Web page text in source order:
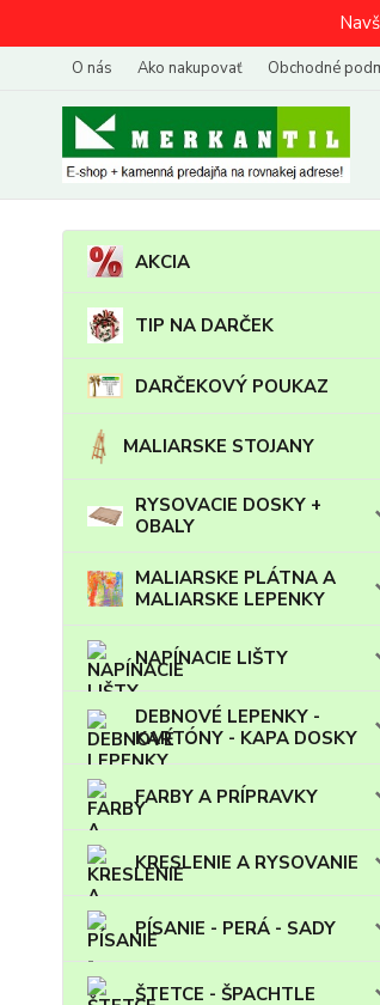
O nás Ako nakupovať Obchodné
AKCIA
TIP NA DARČEK
DARČEKOVÝ POUKAZ
MALIARSKE STOJANY
RYSOVACIE DOSKY +
OBALY
MALIARSKE PLÁTNA A
MALIARSKE LEPENKY
NAPÍNACIE LIŠTY
DEBNOVÉ LEPENKY -
KARTÓNY - KAPA DOSKY
FARBY A PRÍPRAVKY
KRESLENIE A RYSOVANIE
PÍSANIE - PERÁ - SADY
ŠTETCE - ŠPACHTLE